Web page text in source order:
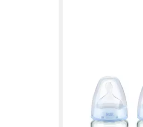
Babyflasche NUK First
Babyflasche aus Glas
ab 11,99 € UVP15,98 €
(6,00 €/ 1 Stk)